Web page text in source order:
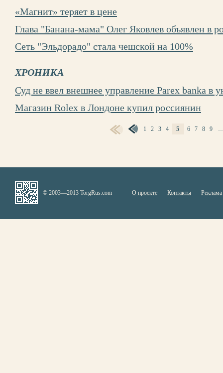
«Магнит» теряет в цене
Глава "Банана-мама" Олег Яковлев объявлен в
Сеть "Эльдорадо" стала чешской на 100%
ХРОНИКА
Суд не ввел внешнее управление Parex banka в
Магазин Rolex в Лондоне купил россиянин
1 2 3 4 5 6 7 8 9
© 2003—2013 TorgRus.com О проекте Контакты Реклама